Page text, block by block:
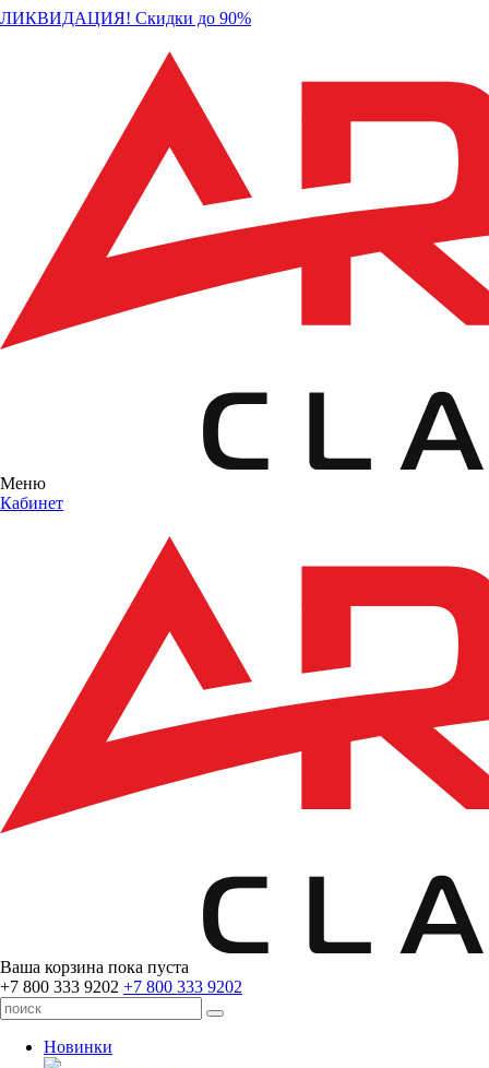
ЛИКВИДАЦИЯ! Скидки до 90%
Меню
Кабинет
Ваша корзина пока пуста
+7 800 333 9202 +7 800 333 9202
Новинки